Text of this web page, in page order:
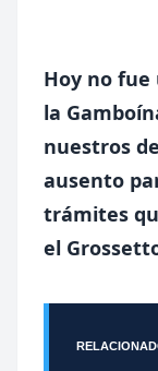
Hoy no
la
nuestros
ausento
trámites
el